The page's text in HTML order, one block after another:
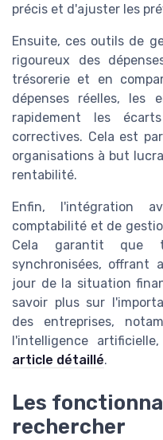
précis et d'ajuster les
Ensuite, ces outils de
rigoureux des
trésorerie et en
dépenses réelles, les
rapidement les
correctives. Cela est
organisations à but
rentabilité.
Enfin, l'intégration
comptabilité et de
Cela garantit que
synchronisées, offrant
jour de la situation
savoir plus sur
des entreprises,
l'intelligence
article détaillé.
Les
rechercher